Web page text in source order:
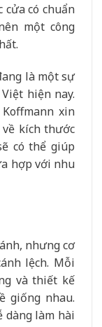
có chuẩn
một công
là một sự
hiện nay.
xin
kích thước
có thể giúp
hợp với nhu
nhưng cơ
lệch. Mỗi
và thiết kế
giống nhau.
dàng làm hài